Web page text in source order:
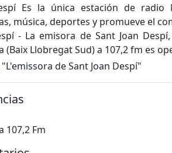
Es la única estación de
música, deportes y promueve el
- La emisora de Sant Joan
(Baix Llobregat Sud) a 107,2 fm es
"L'emissora de Sant Joan Despí"
107,2 Fm